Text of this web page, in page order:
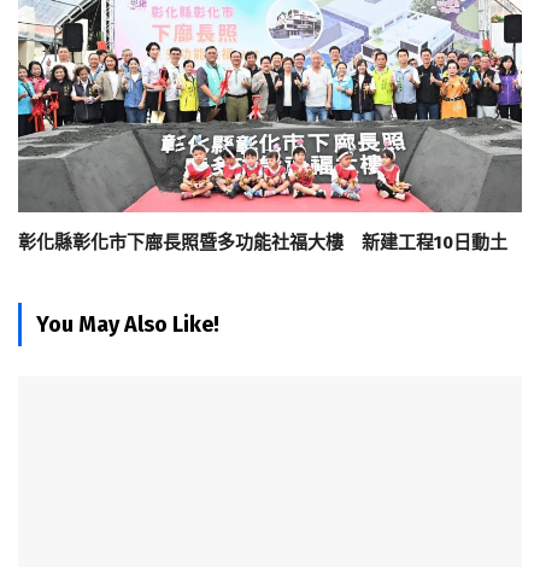
彰化縣彰化市下廍長照暨多功能社福大樓 新建工程10日動土
You May Also Like!